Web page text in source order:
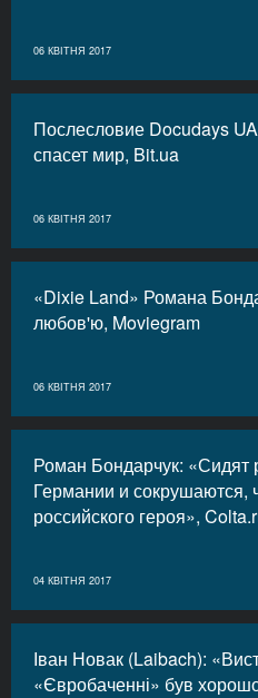
06 КВІТНЯ 2017
Послесловие Docudays
спасет мир, Bit.ua
06 КВІТНЯ 2017
«Dixie Land» Романа
любов'ю, Moviegram
06 КВІТНЯ 2017
Роман Бондарчук: «Сидят
Германии и сокрушаются,
российского героя»,
04 КВІТНЯ 2017
Іван Новак (Laibach):
«Євробаченні» був